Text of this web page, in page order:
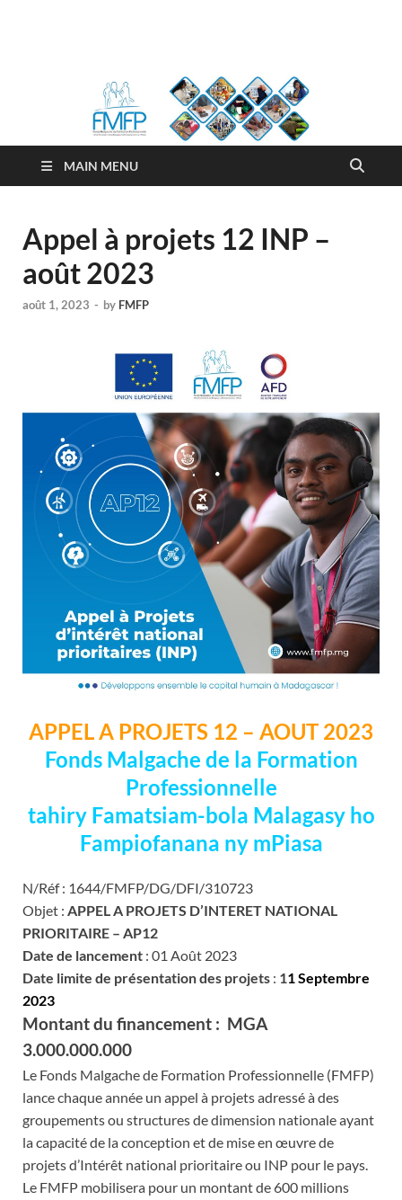
MAIN MENU
Appel à projets 12 INP –
août 2023
août 1, 2023 - by FMFP
APPEL A PROJETS 12 – AOUT 2023
Fonds Malgache de la Formation
Professionnelle
tahiry Famatsiam-bola Malagasy ho
Fampiofanana ny mPiasa
N/Réf : 1644/FMFP/DG/DFI/310723
Objet : APPEL A PROJETS D’INTERET NATIONAL
PRIORITAIRE – AP12
Date de lancement : 01 Août 2023
Date limite de présentation des projets : 11 Septembre
2023
Montant du financement : MGA
3.000.000.000
Le Fonds Malgache de Formation Professionnelle (FMFP)
lance chaque année un appel à projets adressé à des
groupements ou structures de dimension nationale ayant
la capacité de la conception et de mise en œuvre de
projets d’Intérêt national prioritaire ou INP pour le pays.
Le FMFP mobilisera pour un montant de 600 millions